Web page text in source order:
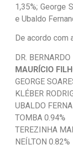
1,35%; George
e Ubaldo
De acordo com
DR. BERNARDO
MAURÍCIO
GEORGE
KLÉBER
UBALDO
TOMBA 0.94%
TEREZINHA
NEÍLTON 0.82%